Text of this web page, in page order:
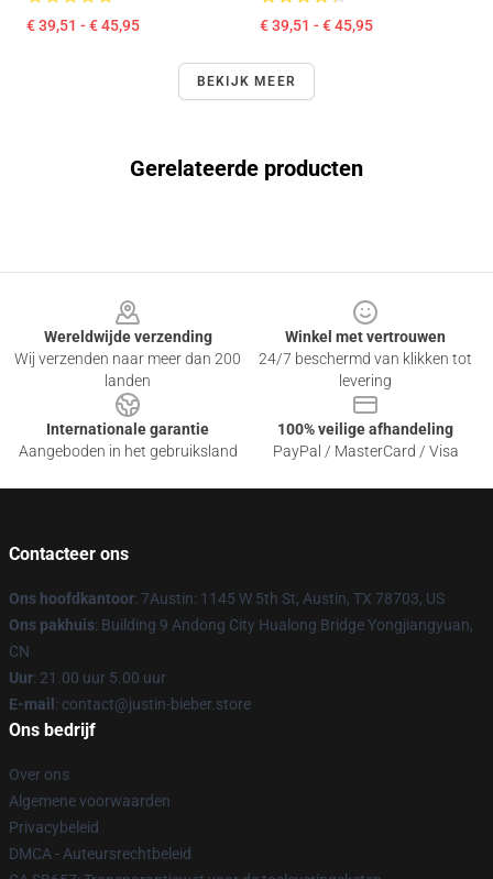
€ 39,51 - € 45,95 € 39,51 - € 45,95
BEKIJK MEER
Gerelateerde producten
Wereldwijde verzending
Wij verzenden naar meer dan 200
landen
Winkel met vertrouwen
24/7 beschermd van klikken tot
levering
Internationale garantie
Aangeboden in het gebruiksland
100% veilige afhandeling
PayPal / MasterCard / Visa
Contacteer ons
Ons hoofdkantoor: 7Austin: 1145 W 5th St, Austin, TX 78703, US
Ons pakhuis: Building 9 Andong City Hualong Bridge Yongjiangyuan,
CN
Uur: 21.00 uur 5.00 uur
E-mail : contact@justin-bieber.store
Ons bedrijf
Over ons
Algemene voorwaarden
Privacybeleid
DMCA - Auteursrechtbeleid